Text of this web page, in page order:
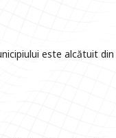
este alcătuit